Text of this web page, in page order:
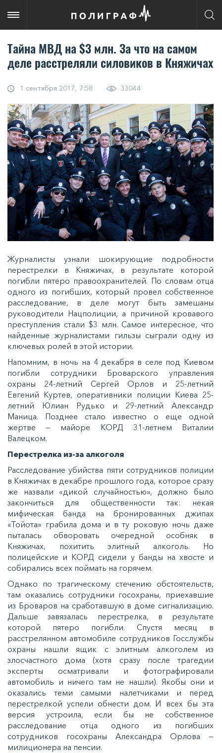
Тайна МВД на $3 млн. За что на самом
деле расстреляли силовиков в Княжичах
1 сентября 2017, 7:58 33044
Журналисты узнали шокирующие подробности
перестрелки в Княжичах, в результате которой
погибли пятеро правоохранителей. По словам отца
одного из погибших, который провел собственное
расследование, в деле могут быть замешаны
руководители Нацполиции, а причиной кровавого
преступления стали $3 млн. Самое интересное, что
найденные журналистами гильзы сыграли одну из
ключевых ролей в этой истории.
Напомним, в ночь на 4 декабря в селе под Киевом
погибли сотрудники Броварского управления
охраны 24-летний Сергей Орлов и 25-летний
Евгений Куртев, оперативники полиции Киева 25-
летний Юлиан Рудько и 29-летний Александр
Маница. Позднее стало известно о еще одной
жертве — майоре КОРД 31-летнем Виталии
Валецком.
Перестрелка из-за алкоголя
Расследование убийства пяти сотрудников полиции
в Княжичах в декабре прошлого года, которое сразу
же назвали «дикой случайностью», должно было
закончиться для общественности так: некая
мифическая банда на бронированных джипах
«Тойота» грабила дома и в ту роковую ночь даже
пыталась обворовать очередной особняк в
Княжичах, похитить элитный алкоголь. Но
полицейские и КОРД сидели у банды на хвосте и
собирались всех поймать на горячем.
Однако по трагическому стечению обстоятельств,
там оказались сотрудники госохраны, приехавшие
из Броваров на сработавшую в доме сигнализацию.
Дальше завязалась перестрелка, в результате
которой пятеро погибли. Спустя месяц в
расстрелянном автомобиле сотрудников Госслужбы
охраны нашли ящик с элитным алкоголем из
злосчастного дома (хотя сразу после трагедии
эксперты осматривали и фотографировали
автомобиль и ничего там не нашли). Якобы они и
оказались теми самыми налетчиками и перед
перестрелкой успели обнести дом. И всех бы эта
версия устроила, если бы не собственное
расследование отца одного из погибших
сотрудников госохраны Александра Орлова —
милиционера на пенсии.